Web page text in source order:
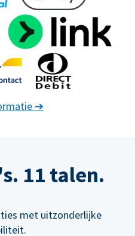
➔
11 talen.
met uitzonderlijke